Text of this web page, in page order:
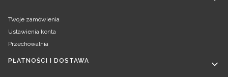
Twoje zamówienia
Ustawienia konta
Przechowalnia
PŁATNOŚCI I DOSTAWA